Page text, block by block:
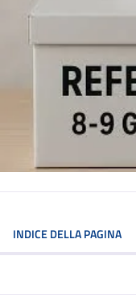
INDICE DELLA PAGINA